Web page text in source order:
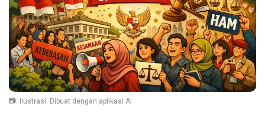
📷: Ilustrasi. Dibuat dengan aplikasi AI